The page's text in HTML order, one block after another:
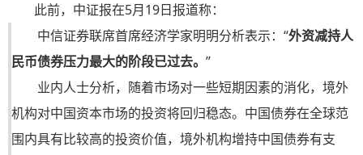
此前，中证报在5月19日报道称：
中信证券联席首席经济学家明明分析表示：“外资减持人
民币债券压力最大的阶段已过去。 ”
业内人士分析，随着市场对一些短期因素的消化，境外
机构对中国资本市场的投资将回归稳态。中国债券在全球范
围内具有比较高的投资价值，境外机构增持中国债券有支